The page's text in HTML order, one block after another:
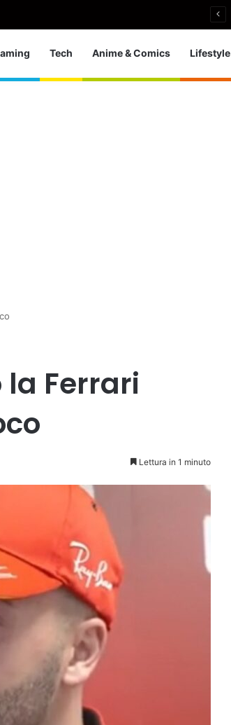
arrivato il momento giusto
Tech Anime & Comics Lifestyle
la Ferrari
Lettura in 1 minuto